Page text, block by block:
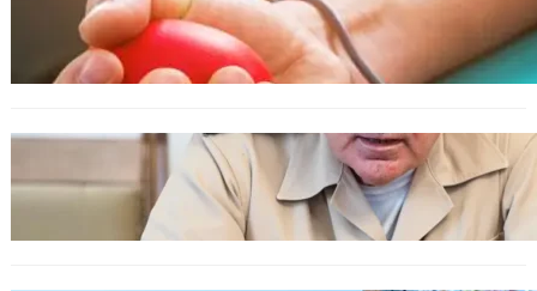
Варна има спешна нужда от кръводарители
с кръвна група 0+
БЪЛГАРИЯ
Ефтимов: Няма преднамерени действия
срещу България, дронът край Кардам е бил
примамка